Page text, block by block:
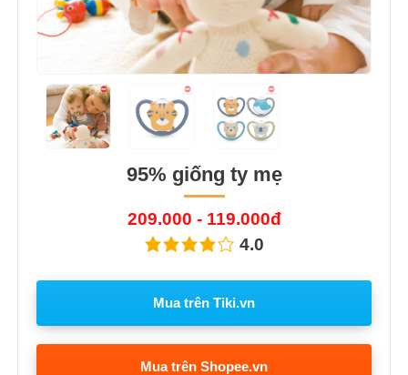
95% giống ty mẹ
209.000 - 119.000đ
4.0
Mua trên Tiki.vn
Mua trên Shopee.vn